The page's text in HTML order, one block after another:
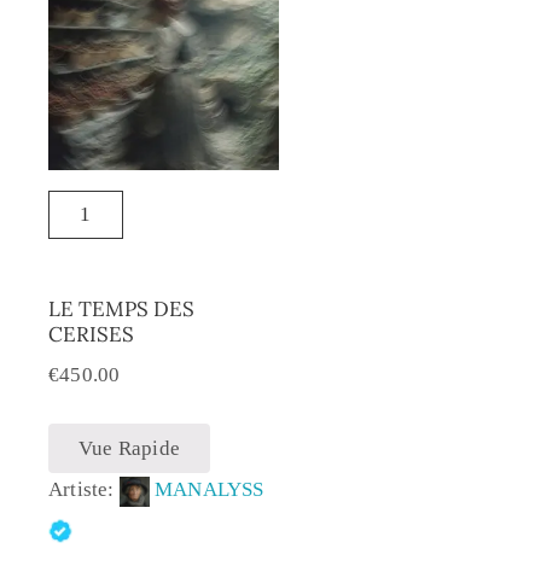
LE TEMPS DES
CERISES
€450.00
Vue Rapide
Artiste:
MANALYSS